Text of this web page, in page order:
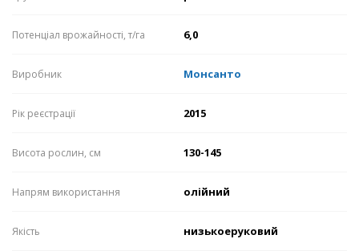
Потенціал врожайності, т/га 6,0
Виробник Монсанто
Рік реєстрації 2015
Висота рослин, см 130-145
Напрям використання олійний
Якість низькоеруковий